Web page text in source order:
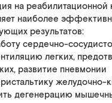
на реабилитационной
наиболее
результатов:
сердечно-
легких,
развитие пневмонии
желудочно-
дегенерацию